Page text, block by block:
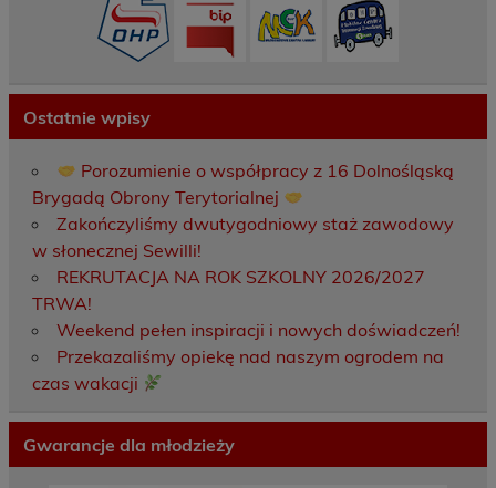
Ostatnie wpisy
Porozumienie o współpracy z 16 Dolnośląską
Brygadą Obrony Terytorialnej
Zakończyliśmy dwutygodniowy staż zawodowy
w słonecznej Sewilli!
REKRUTACJA NA ROK SZKOLNY 2026/2027
TRWA!
Weekend pełen inspiracji i nowych doświadczeń!
Przekazaliśmy opiekę nad naszym ogrodem na
czas wakacji
Gwarancje dla młodzieży